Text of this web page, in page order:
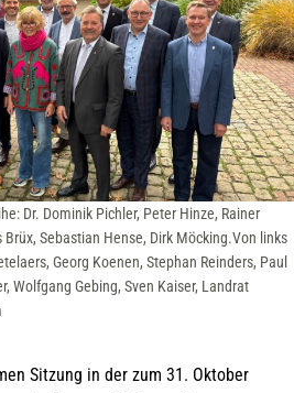
Dr. Dominik Pichler, Peter Hinze, Rainer
Brüx, Sebastian Hense, Dirk Möcking.Von links
Georg Koenen, Stephan Reinders, Paul
Wolfgang Gebing, Sven Kaiser, Landrat
Sitzung in der zum 31. Oktober